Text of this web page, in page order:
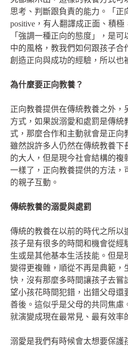
思考、判斷跟負責的能力。「正
positive，有人翻譯成正面、積極
「強調一種正向的態度」，是
中的風格，教我們如何跟孩子合
創造正向與成功的經驗，所以也
為什麼要正向教養？
正向教養提供在傳統教養之外，
方式，如果說溺愛和處罰是傳統
式，那麼合作和主動就會是正向
雖然說許多人仍然在傳統教養下
的大人，但是現今社會結構的複
一樣了，正向教養提供的方法，
的親子互動。
傳統教養的溺愛與處罰
傳統的教養在以前的時代之所以
孩子是有很多的時間和機會從經
生或是其他基本生活技能。但是
變得更複雜，順從不再是典範，
快，沒有那麼多時間讓孩子去嘗
望小孩花時間犯錯，出錯父母還
善後。這似乎是父母的共同焦慮
就演變成現在最常見、最有效率
溺愛是我們有時候會太想要保護